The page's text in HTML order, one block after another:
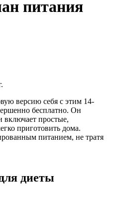
питания
версию себя с этим 14-
бесплатно. Он
включает простые,
приготовить дома.
питанием, не тратя
диеты